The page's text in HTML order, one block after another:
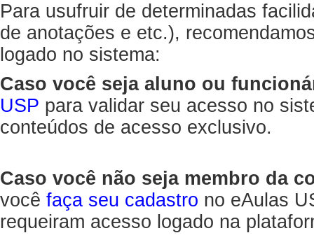
Para usufruir de determinadas
de anotações e etc.),
logado no sistema:
Caso você seja aluno ou
USP para validar seu acesso no
conteúdos de acesso exclusivo.
Caso você não seja membro da
você faça seu cadastro no eAulas
requeiram acesso logado na